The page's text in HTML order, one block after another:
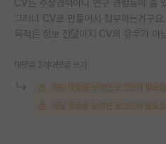
CV는 수상경력이나 연구 경험등이 좀
그러니 CV로 만들어서 첨부하는거구요.
목적은 정보 전달이지 CV의 유무가 아
대댓글 2개 대댓글 쓰기
해당 댓글을 보려면 로그인이 필요
해당 댓글을 보려면 로그인이 필요